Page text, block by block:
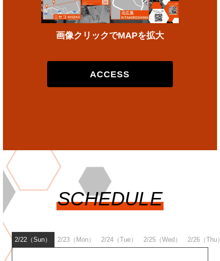
画像クリックでMAPを拡大
ACCESS
SCHEDULE
2/22（Sun） 2/23（Mon） 2/24（Tue） 2/25（Wed） 2/26（Thu